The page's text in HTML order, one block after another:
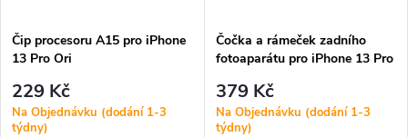
Čip procesoru A15 pro iPhone
13 Pro Ori
229 Kč
Na Objednávku (dodání 1-3
týdny)
Čočka a rámeček zadního
fotoaparátu pro iPhone 13 Pro
jedné sadě
379 Kč
Na Objednávku (dodání 1-3
týdny)